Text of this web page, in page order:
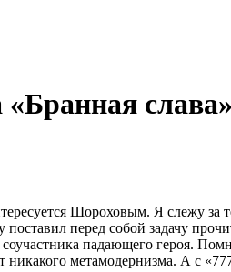
Шороховым. Я слежу за
перед собой задачу
падающего героя.
метамодернизма. А с